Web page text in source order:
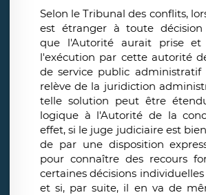
Selon le Tribunal des conflits,
est étranger à toute décision
que l'Autorité aurait prise et
l'exécution par cette autorité
de service public administratif
relève de la juridiction
telle solution peut être
logique à l'Autorité de la
effet, si le juge judiciaire est
de par une disposition
pour connaître des recours
certaines décisions
et si, par suite, il en va de